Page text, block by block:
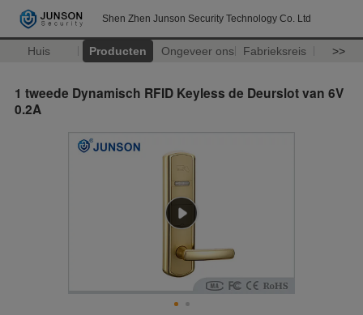
Shen Zhen Junson Security Technology Co. Ltd
Huis Producten Ongeveer ons Fabrieksreis >>
1 tweede Dynamisch RFID Keyless de Deurslot van 6V
0.2A